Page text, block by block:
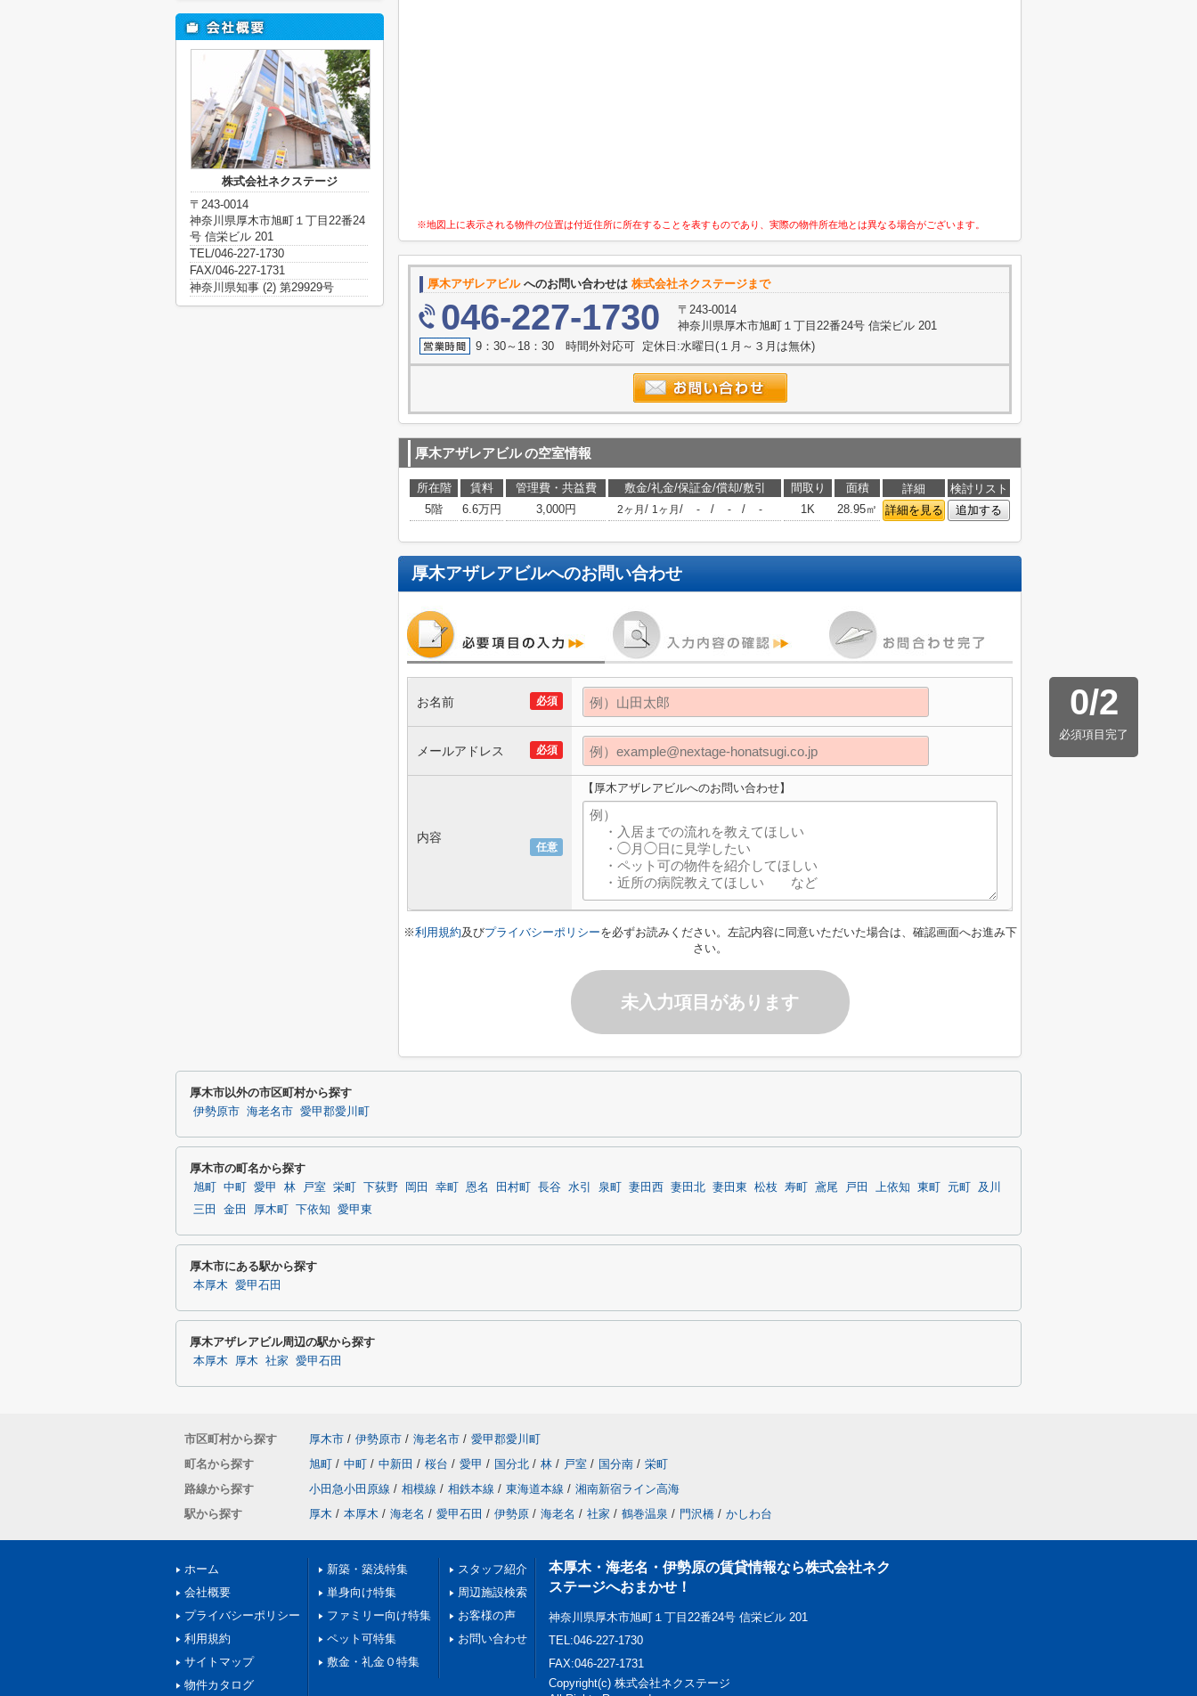
※地図上に表示される物件の位置は付近住所に所在することを表すものであり、実際の物件所在地とは異なる場合がございます。
厚木アザレアビルへのお問い合わせは 株式会社ネクステージまで
046-227-1730
〒243-0014
神奈川県厚木市旭町１丁目22番24号 信栄ビル 201
9：30～18：30 時間外対応可 定休日:水曜日(１月～３月は無休)
厚木アザレアビルの空室情報
所在階 賃料 管理費・共益費 敷金/礼金/保証金/償却/敷引 間取り 面積 詳細
検討リスト
5階
6.6万円 3,000円 2ヶ月 / 1ヶ月 / - / - / - 1K 28.95㎡ 詳細を見る 追加する
厚木アザレアビルへのお問い合わせ
0/2
必須項目完了
必須
お名前
必須
メールアドレス
任意
内容
【厚木アザレアビルへのお問い合わせ】
※利用規約及びプライバシーポリシーを必ずお読みください。左記内容に同意いただいた場合は、確認画面へお進み下
さい。
未入力項目があります
株式会社ネクステージ
〒243-0014
神奈川県厚木市旭町１丁目22番24
号 信栄ビル 201
TEL/046-227-1730
FAX/046-227-1731
神奈川県知事 (2) 第29929号
厚木市以外の市区町村から探す
伊勢原市 海老名市 愛甲郡愛川町
厚木市の町名から探す
旭町 中町 愛甲 林 戸室 栄町 下荻野 岡田 幸町 恩名 田村町 長谷 水引 泉町 妻田西 妻田北 妻田東 松枝 寿町 鳶尾 戸田 上依知 東町 元町
及川
三田
金田 厚木町 下依知 愛甲東
厚木市にある駅から探す
本厚木 愛甲石田
厚木アザレアビル周辺の駅から探す
本厚木 厚木 社家 愛甲石田
市区町村から探す 厚木市 / 伊勢原市 / 海老名市 / 愛甲郡愛川町
町名から探す
旭町 / 中町 / 中新田 / 桜台 / 愛甲 / 国分北 / 林 / 戸室 / 国分南 / 栄町
路線から探す
小田急小田原線 / 相模線 / 相鉄本線 / 東海道本線 / 湘南新宿ライン高海
駅から探す
厚木 / 本厚木 / 海老名 / 愛甲石田 / 伊勢原 / 海老名 / 社家 / 鶴巻温泉 / 門沢橋 / かしわ台
ホーム
会社概要
プライバシーポリシー
利用規約
サイトマップ
物件カタログ
新築・築浅特集
単身向け特集
ファミリー向け特集
ペット可特集
敷金・礼金０特集
スタッフ紹介
周辺施設検索
お客様の声
お問い合わせ
本厚木・海老名・伊勢原の賃貸情報なら株式会社ネク
ステージへおまかせ！
神奈川県厚木市旭町１丁目22番24号 信栄ビル 201
TEL:046-227-1730
FAX:046-227-1731
Copyright(c) 株式会社ネクステージ